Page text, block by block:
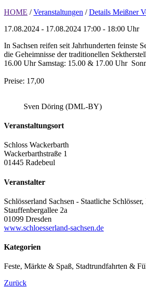
HOME / Veranstaltungen / Details Meißner
17.08.2024 - 17.08.2024 17:00 - 18:00 Uhr
In Sachsen reifen seit Jahrhunderten feinste
die Geheimnisse der traditionellen
16.00 Uhr Samstag: 15.00 & 17.00 Uhr
Preise: 17,00
Sven Döring (DML-BY)
Veranstaltungsort
Schloss Wackerbarth
Wackerbarthstraße 1
01445 Radebeul
Veranstalter
Schlösserland Sachsen - Staatliche
Stauffenbergallee 2a
01099 Dresden
www.schloesserland-sachsen.de
Kategorien
Feste, Märkte & Spaß, Stadtrundfahrten &
Zurück